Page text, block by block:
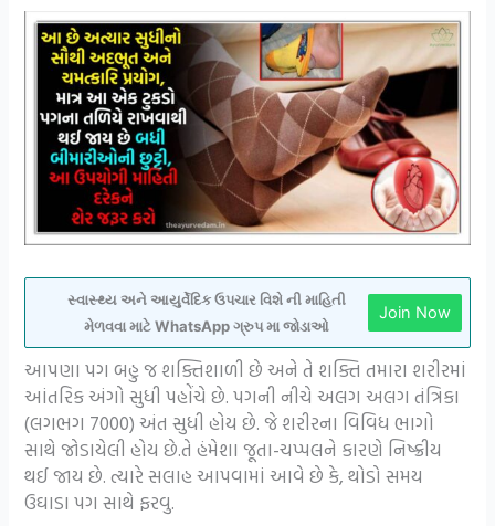
સ્વાસ્થ્ય અને આયુર્વેદિક ઉપચાર વિશે ની માહિતી
મેળવવા માટે WhatsApp ગ્રુપ મા જોડાઓ
Join Now
આપણા પગ બહુ જ શક્તિશાળી છે અને તે શક્તિ તમારા શરીરમાં
આંતરિક અંગો સુધી પહોંચે છે. પગની નીચે અલગ અલગ તંત્રિકા
(લગભગ 7000) અંત સુધી હોય છે. જે શરીરના વિવિધ ભાગો
સાથે જોડાયેલી હોય છે.તે હંમેશા જૂતા-ચપ્પલને કારણે નિષ્ક્રીય
થઈ જાય છે. ત્યારે સલાહ આપવામાં આવે છે કે, થોડો સમય
ઉઘાડા પગ સાથે ફરવુ.